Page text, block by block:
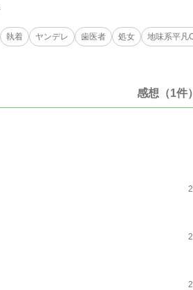
執着 ヤンデレ 歯医者 処女 地味系平凡
感想（1件）